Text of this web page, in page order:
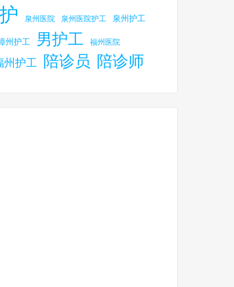
泉州医院 泉州医院护工 泉州护工
州护工 男护工 福州医院
州护工 陪诊员 陪诊师